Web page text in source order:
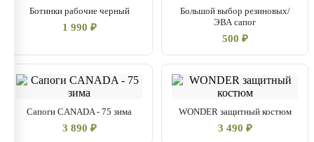
Ботинки рабочие черный
1 990 ₽
Большой выбор резиновых/
ЭВА сапог
500 ₽
Сапоги CANADA - 75 зима
3 890 ₽
WONDER защитный костюм
3 490 ₽